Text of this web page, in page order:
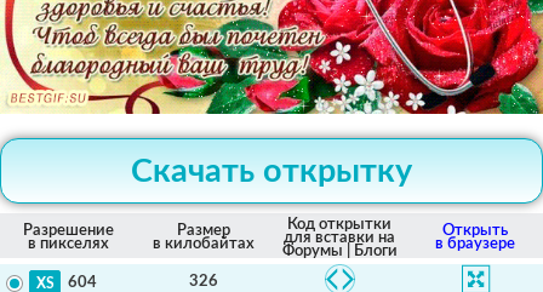
Скачать открытку
Разрешение
в пикселях
Размер
в килобайтах
Код открытки
для вставки на
Форумы | Блоги
Открыть
в браузере
604 326